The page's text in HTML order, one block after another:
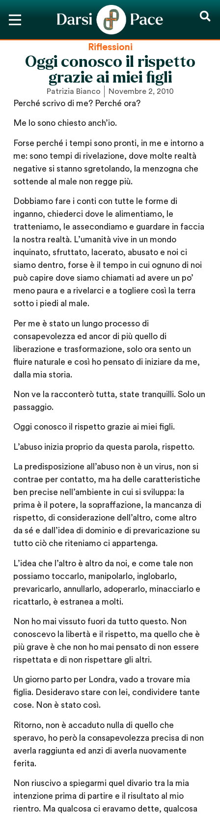
Riflessioni
Oggi conosco il rispetto
grazie ai miei figli
Patrizia Bianco Novembre 2, 2010
Perché scrivo di me? Perché ora?
Me lo sono chiesto anch’io.
Forse perché i tempi sono pronti, in me e intorno a
me: sono tempi di rivelazione, dove molte realtà
negative si stanno sgretolando, la menzogna che
sottende al male non regge più.
Dobbiamo fare i conti con tutte le forme di
inganno, chiederci dove le alimentiamo, le
tratteniamo, le assecondiamo e guardare in faccia
la nostra realtà. L’umanità vive in un mondo
inquinato, sfruttato, lacerato, abusato e noi ci
siamo dentro, forse è il tempo in cui ognuno di noi
può capire dove siamo chiamati ad avere un po’
meno paura e a rivelarci e a togliere così la terra
sotto i piedi al male.
Per me è stato un lungo processo di
consapevolezza ed ancor di più quello di
liberazione e trasformazione, solo ora sento un
fluire naturale e così ho pensato di iniziare da me,
dalla mia storia.
Non ve la racconterò tutta, state tranquilli. Solo un
passaggio.
Oggi conosco il rispetto grazie ai miei figli.
L’abuso inizia proprio da questa parola, rispetto.
La predisposizione all’abuso non è un virus, non si
contrae per contatto, ma ha delle caratteristiche
ben precise nell’ambiente in cui si sviluppa: la
prima è il potere, la sopraffazione, la mancanza di
rispetto, di considerazione dell’altro, come altro
da sé e dall’idea di dominio e di prevaricazione su
tutto ciò che riteniamo ci appartenga.
L’idea che l’altro è altro da noi, e come tale non
possiamo toccarlo, manipolarlo, inglobarlo,
prevaricarlo, annullarlo, adoperarlo, minacciarlo e
ricattarlo, è estranea a molti.
Non ho mai vissuto fuori da tutto questo. Non
conoscevo la libertà e il rispetto, ma quello che è
più grave è che non ho mai pensato di non essere
rispettata e di non rispettare gli altri.
Un giorno parto per Londra, vado a trovare mia
figlia. Desideravo stare con lei, condividere tante
cose. Non è stato così.
Ritorno, non è accaduto nulla di quello che
speravo, ho però la consapevolezza precisa di non
averla raggiunta ed anzi di averla nuovamente
ferita.
Non riuscivo a spiegarmi quel divario tra la mia
intenzione prima di partire e il risultato al mio
rientro. Ma qualcosa ci eravamo dette, qualcosa